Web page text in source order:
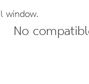
window.
No